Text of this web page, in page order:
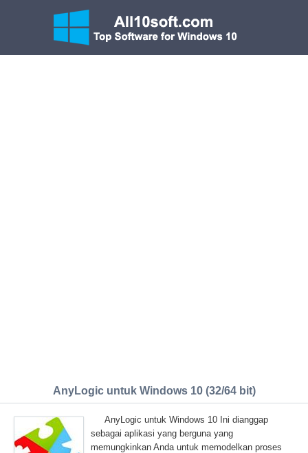
AnyLogic untuk Windows 10 (32/64 bit)
AnyLogic untuk Windows 10 Ini dianggap
sebagai aplikasi yang berguna yang
memungkinkan Anda untuk memodelkan proses